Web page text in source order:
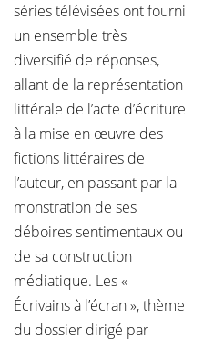
séries télévisées ont fourni
un ensemble très
diversifié de réponses,
allant de la représentation
littérale de l’acte d’écriture
à la mise en œuvre des
fictions littéraires de
l’auteur, en passant par la
monstration de ses
déboires sentimentaux ou
de sa construction
médiatique. Les «
Écrivains à l’écran », thème
du dossier dirigé par